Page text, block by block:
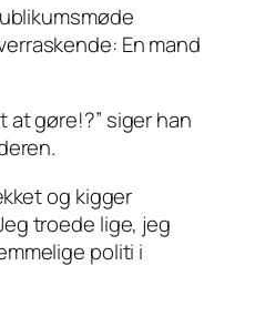
En mand
at gøre!?” siger han
og kigger
troede lige, jeg
politi i